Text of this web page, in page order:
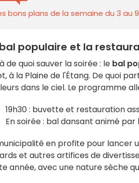
bons plans de la semaine du 3 au
populaire et la
de quoi sauver la soirée : le bal
à la Plaine de l'Étang. De quoi
dans le ciel. Le programme
19h30 : buvette et restauration
En soirée : bal dansant animé
en profite pour lancer
et autres artifices de
année, avec une nature sèche